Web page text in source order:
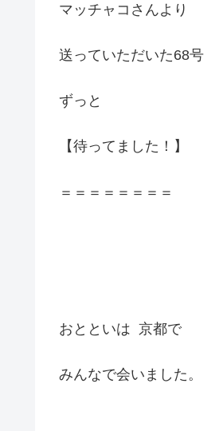
マッチャコさんより
送っていただいた68号
ずっと
【待ってました！】
＝＝＝＝＝＝＝＝
おとといは 京都で
みんなで会いました。